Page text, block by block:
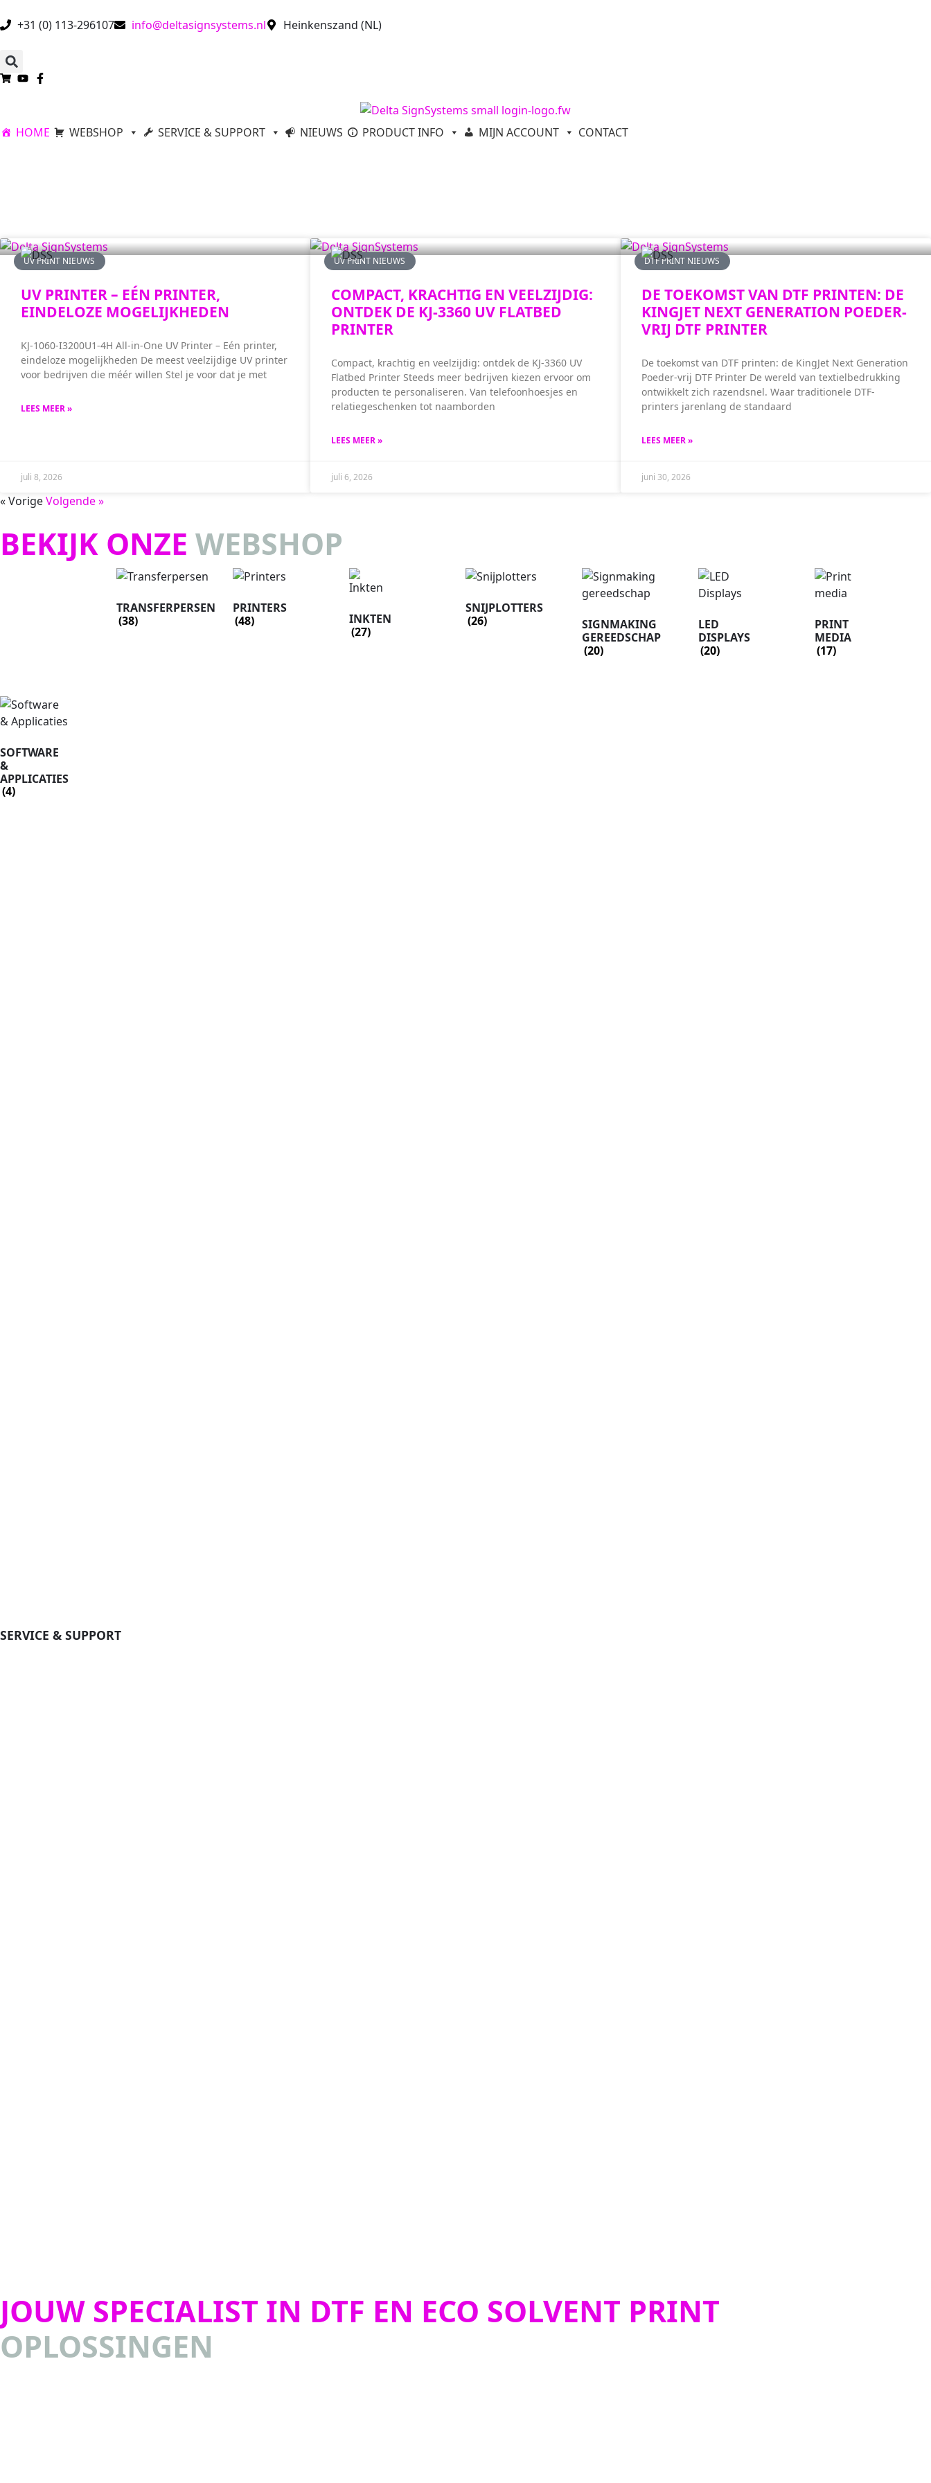
+31 (0) 113-296107 info@deltasignsystems.nl Heinkenszand (NL)
HOME WEBSHOP SERVICE & SUPPORT NIEUWS PRODUCT INFO MIJN ACCOUNT CONTACT
UV PRINT NIEUWS
UV PRINTER – EÉN PRINTER,
EINDELOZE MOGELIJKHEDEN
KJ-1060-I3200U1-4H All-in-One UV Printer – Eén printer,
eindeloze mogelijkheden De meest veelzijdige UV printer
voor bedrijven die méér willen Stel je voor dat je met
LEES MEER »
juli 8, 2026
UV PRINT NIEUWS
COMPACT, KRACHTIG EN VEELZIJDIG:
ONTDEK DE KJ-3360 UV FLATBED
PRINTER
Compact, krachtig en veelzijdig: ontdek de KJ-3360 UV
Flatbed Printer Steeds meer bedrijven kiezen ervoor om
producten te personaliseren. Van telefoonhoesjes en
relatiegeschenken tot naamborden
LEES MEER »
juli 6, 2026
DTF PRINT NIEUWS
DE TOEKOMST VAN DTF PRINTEN: DE
KINGJET NEXT GENERATION POEDER-
VRIJ DTF PRINTER
De toekomst van DTF printen: de KingJet Next Generation
Poeder-vrij DTF Printer De wereld van textielbedrukking
ontwikkelt zich razendsnel. Waar traditionele DTF-
printers jarenlang de standaard
LEES MEER »
juni 30, 2026
« VorigeVolgende »
BEKIJK ONZE WEBSHOP
TRANSFERPERSEN
(38)
PRINTERS
(48)
INKTEN
(27)
SNIJPLOTTERS
(26)
SIGNMAKING
GEREEDSCHAP
(20)
LED
DISPLAYS
(20)
PRINT
MEDIA
(17)
SOFTWARE
&
APPLICATIES
(4)
SERVICE & SUPPORT
JOUW SPECIALIST IN DTF EN ECO SOLVENT PRINT
OPLOSSINGEN